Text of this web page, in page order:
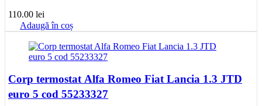
110.00 lei
Adaugă în coș
Corp termostat Alfa Romeo Fiat Lancia 1.3 JTD
euro 5 cod 55233327